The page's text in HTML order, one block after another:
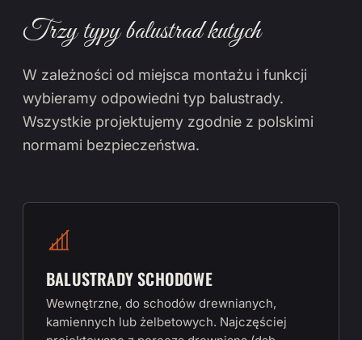
Trzy typy balustrad kutych
W zależności od miejsca montażu i funkcji
wybieramy odpowiedni typ balustrady.
Wszystkie projektujemy zgodnie z polskimi
normami bezpieczeństwa.
BALUSTRADY SCHODOWE
Wewnętrzne, do schodów drewnianych,
kamiennych lub żelbetowych. Najczęściej